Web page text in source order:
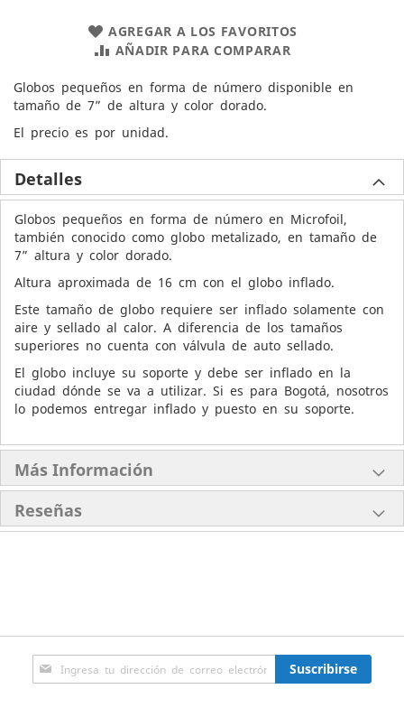
AGREGAR A LOS FAVORITOS
AÑADIR PARA COMPARAR
Globos pequeños en forma de número disponible en
tamaño de 7” de altura y color dorado.
El precio es por unidad.
Detalles
Globos pequeños en forma de número en Microfoil,
también conocido como globo metalizado, en tamaño de
7” altura y color dorado.
Altura aproximada de 16 cm con el globo inflado.
Este tamaño de globo requiere ser inflado solamente con
aire y sellado al calor. A diferencia de los tamaños
superiores no cuenta con válvula de auto sellado.
El globo incluye su soporte y debe ser inflado en la
ciudad dónde se va a utilizar. Si es para Bogotá, nosotros
lo podemos entregar inflado y puesto en su soporte.
Más Información
Reseñas
Inscríbase
a
Suscribirse